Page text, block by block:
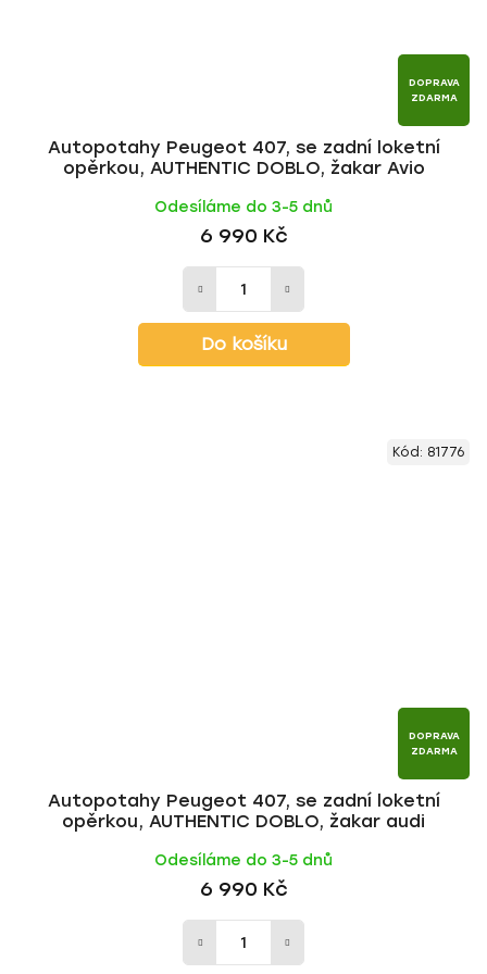
DOPRAVA
ZDARMA
Autopotahy Peugeot 407, se zadní loketní
opěrkou, AUTHENTIC DOBLO, žakar Avio
Odesíláme do 3-5 dnů
6 990 Kč
Do košíku
DOPRAVA
ZDARMA
Autopotahy Peugeot 407, se zadní loketní
opěrkou, AUTHENTIC DOBLO, žakar audi
Odesíláme do 3-5 dnů
6 990 Kč
Kód: 81776